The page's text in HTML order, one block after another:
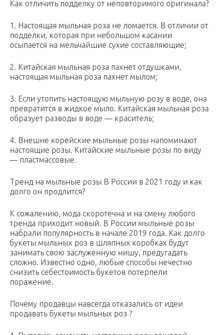
Как отличить подделку от неповторимого оригинала?
1. Настоящая мыльная роза не ломается. В отличии от
подделки, которая при небольшом касании
осыпается на мельчайшие сухие составляющие;
2. Китайская мыльная роза пахнет отдушками,
настоящая мыльная роза пахнет мылом;
3. Если утопить настоящую мыльную розу в воде, она
превратится в жидкое мыло. Китайская мыльная роза
образует разводы в воде — краситель;
4. Внешне корейские мыльные розы напоминают
настоящие розы. Китайские мыльные розы по виду
— пластмассовые.
Тренд на мыльные розы В России в 2021 году и как
долго он продлится?
К сожалению, мода скоротечна и на смену любого
тренда приходит новый. В России мыльные розы
набрали популярность в начале 2019 года. Как долго
букеты мыльных роз в шляпных коробках будут
занимать свою заслуженную нишу, предугадать
сложно. Известно одно, любые способы нечестно
снизить себестоимость букетов потерпели
поражение.
Почему продавцы навсегда отказались от идеи
продавать букеты мыльных роз ?